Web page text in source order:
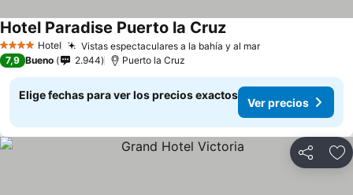
4 EstrellasHotel Vistas espectaculares a la bahía y al mar
Hotel Paradise Puerto la Cruz
7,9 Bueno 2.944 Puerto la Cruz
Elige fechas para ver los precios exactos
Ver precios
Compartir